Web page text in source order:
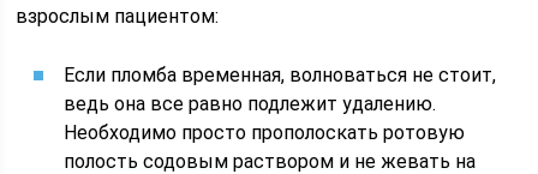
взрослым пациентом:
Если пломба временная, волноваться не стоит,
ведь она все равно подлежит удалению.
Необходимо просто прополоскать ротовую
полость содовым раствором и не жевать на